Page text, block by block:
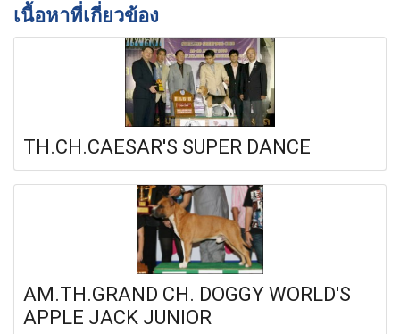
เนื้อหาที่เกี่ยวข้อง
TH.CH.CAESAR'S SUPER DANCE
AM.TH.GRAND CH. DOGGY WORLD'S
APPLE JACK JUNIOR